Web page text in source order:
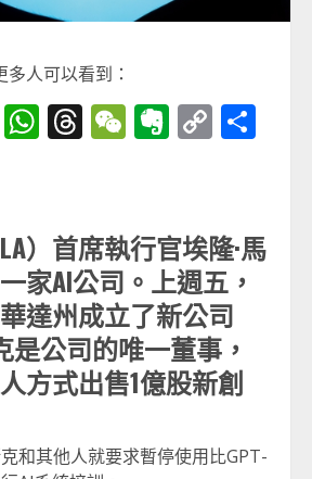
人可以看到：
X WhatsApp
Threads
WeChat
Evernote
Copy
）首席執行官埃隆·馬
家AI公司。上週五，
達州成立了新公司
是公司的唯一董事，
方式出售1億股新創
和其他人就要求暫停使用比GPT-